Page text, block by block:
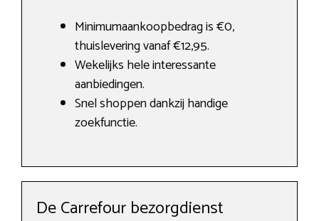
Minimumaankoopbedrag is €0,
thuislevering vanaf €12,95.
Wekelijks hele interessante
aanbiedingen.
Snel shoppen dankzij handige
zoekfunctie.
De Carrefour bezorgdienst